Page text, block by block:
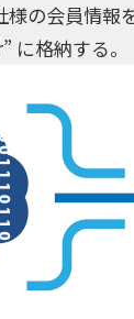
様の会員情報
に格納する。